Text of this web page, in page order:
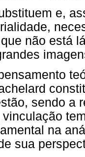
e,
não está
sendo a
na
sua